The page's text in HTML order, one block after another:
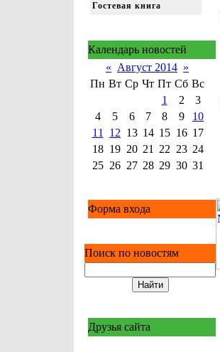
Гостевая книга
Календарь новостей
« Август 2014 »
Пн Вт Ср Чт Пт Сб Вс
1
2
3
4
5 6 7 8 9
10
11
12 13 14 15 16 17
18 19 20 21 22 23 24
25 26 27 28 29 30 31
Форма входа
Поиск по новостям
Друзья сайта